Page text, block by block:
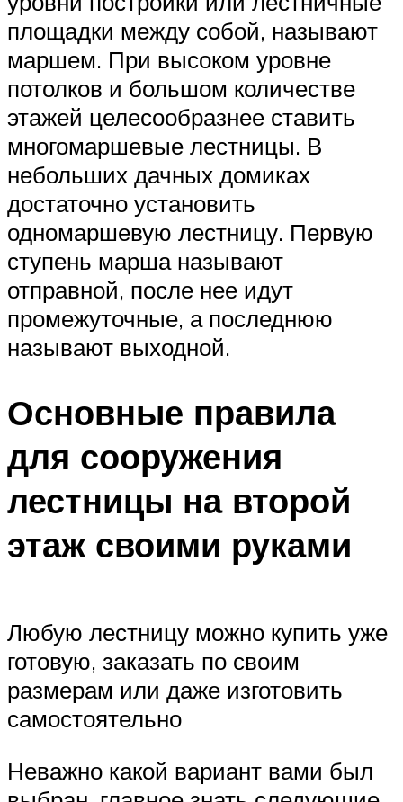
площадки между собой, называют
маршем. При высоком уровне
потолков и большом количестве
этажей целесообразнее ставить
многомаршевые лестницы. В
небольших дачных домиках
достаточно установить
одномаршевую лестницу. Первую
ступень марша называют
отправной, после нее идут
промежуточные, а последнюю
называют выходной.
Основные правила
для сооружения
лестницы на второй
этаж своими руками
Любую лестницу можно купить уже
готовую, заказать по своим
размерам или даже изготовить
самостоятельно
Неважно какой вариант вами был